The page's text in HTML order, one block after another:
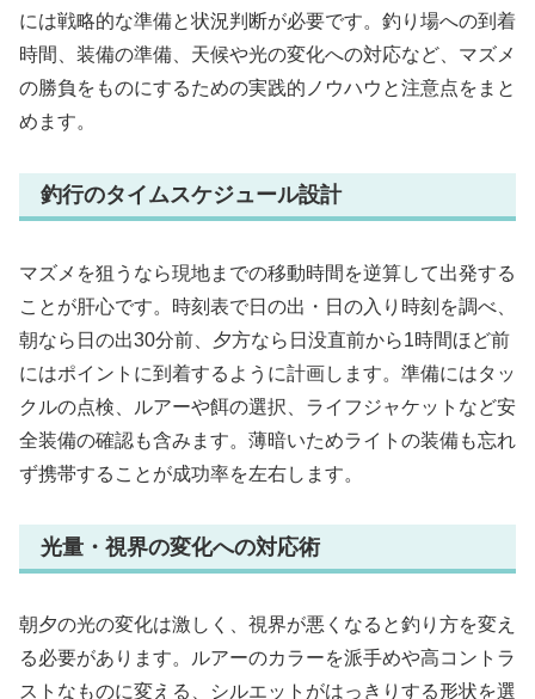
には戦略的な準備と状況判断が必要です。釣り場への到着
時間、装備の準備、天候や光の変化への対応など、マズメ
の勝負をものにするための実践的ノウハウと注意点をまと
めます。
釣行のタイムスケジュール設計
マズメを狙うなら現地までの移動時間を逆算して出発する
ことが肝心です。時刻表で日の出・日の入り時刻を調べ、
朝なら日の出30分前、夕方なら日没直前から1時間ほど前
にはポイントに到着するように計画します。準備にはタッ
クルの点検、ルアーや餌の選択、ライフジャケットなど安
全装備の確認も含みます。薄暗いためライトの装備も忘れ
ず携帯することが成功率を左右します。
光量・視界の変化への対応術
朝夕の光の変化は激しく、視界が悪くなると釣り方を変え
る必要があります。ルアーのカラーを派手めや高コントラ
ストなものに変える、シルエットがはっきりする形状を選